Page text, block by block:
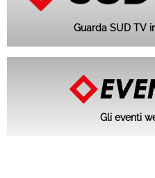
Guarda SUD TV
Gli eventi